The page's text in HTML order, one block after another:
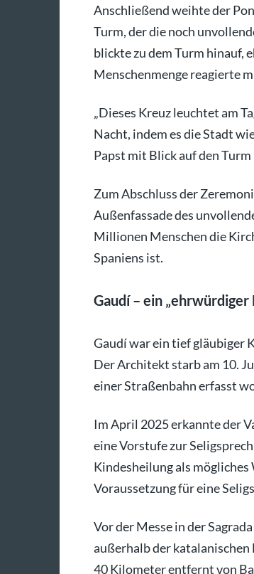
Anschließend weihte der
Turm, der die noch
blickte zu dem Turm hinauf,
Menschenmenge reagierte
„Dieses Kreuz leuchtet am
Nacht, indem es die Stadt
Papst mit Blick auf den
Zum Abschluss der
Außenfassade des
Millionen Menschen die
Spaniens ist.
Gaudí – ein
Gaudí war ein tief gläubiger
Der Architekt starb am 10.
einer Straßenbahn erfasst
Im April 2025 erkannte der
eine Vorstufe zur
Kindesheilung als
Voraussetzung für eine
Vor der Messe in der
außerhalb der
40 Kilometer entfernt von